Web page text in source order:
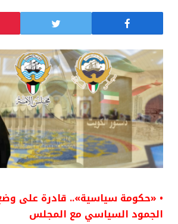
• «حكومة سياسية».. قادرة على
الجمود السياسي مع المجلس